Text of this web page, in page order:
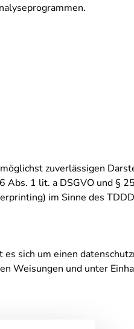
zuverlässigen
1 lit. a DSGVO und §
im Sinne des
sich um einen
Weisungen und unter